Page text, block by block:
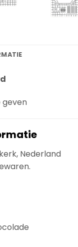
geven
Nederland